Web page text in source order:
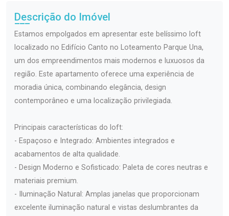
Descrição do Imóvel
Estamos empolgados em apresentar este belíssimo loft
localizado no Edifício Canto no Loteamento Parque Una,
um dos empreendimentos mais modernos e luxuosos da
região. Este apartamento oferece uma experiência de
moradia única, combinando elegância, design
contemporâneo e uma localização privilegiada.
Principais características do loft:
- Espaçoso e Integrado: Ambientes integrados e
acabamentos de alta qualidade.
- Design Moderno e Sofisticado: Paleta de cores neutras e
materiais premium.
- Iluminação Natural: Amplas janelas que proporcionam
excelente iluminação natural e vistas deslumbrantes da